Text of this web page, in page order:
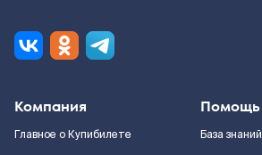
Компания
Главное о Купибилете
Помощь
База знаний